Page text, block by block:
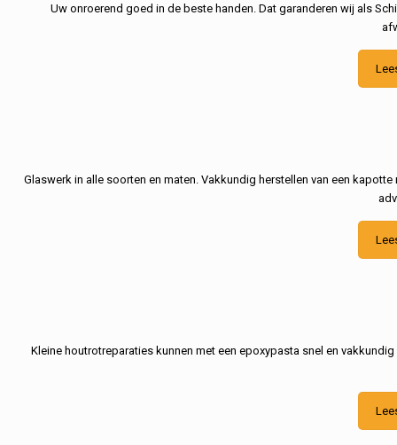
Uw onroerend goed in de beste handen. Dat garanderen wij als
Glaswerk in alle soorten en maten. Vakkundig herstellen van een
Kleine houtrotreparaties kunnen met een epoxypasta snel en